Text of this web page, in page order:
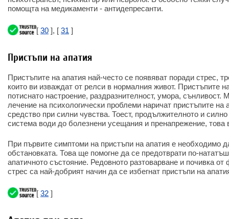
помощта на медикаменти - антидепресанти.
[ 30 ], [ 31 ]
Пристъпи на апатия
Пристъпите на апатия най-често се появяват поради стрес,
които ви изваждат от релси в нормалния живот. Пристъпите
потиснато настроение, раздразнителност, умора, сънливост.
лечение на психологически проблеми наричат пристъпите
средство при силни чувства. Тоест, продължителното и
система води до болезнени усещания и пренапрежение, това
При първите симптоми на пристъпи на апатия е необходимо
обстановката. Това ще помогне да се предотврати по-
апатичното състояние. Редовното разтоварване и почивка
стрес са най-добрият начин да се избегнат пристъпи на
[ 32 ]